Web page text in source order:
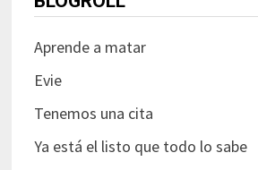
Aprende a matar
Evie
Tenemos una cita
Ya está el listo que todo lo sabe